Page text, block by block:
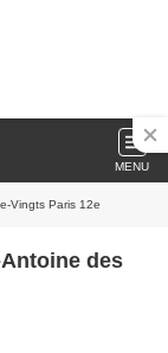
MENU
Vingts Paris 12e
des